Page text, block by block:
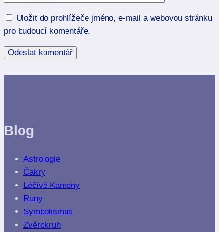
Uložit do prohlížeče jméno, e-mail a webovou stránku
pro budoucí komentáře.
Blog
Astrologie
Čakry
Léčivé Kameny
Runy
Symbolismus
Zvěrokruh